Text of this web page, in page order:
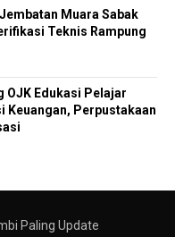
Muara Sabak
Teknis Rampung
OJK Edukasi Pelajar
Keuangan, Perpustakaan
Paling Update